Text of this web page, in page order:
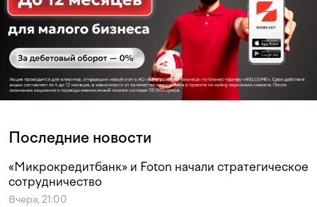
Последние новости
«Микрокредитбанк» и Foton начали стратегическое
сотрудничество
Вчера, 21:00